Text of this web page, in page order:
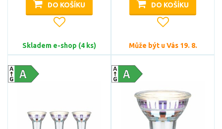
DO KOŠÍKU
Skladem e-shop (4 ks)
DO KOŠÍKU
Může být u Vás 19. 8.